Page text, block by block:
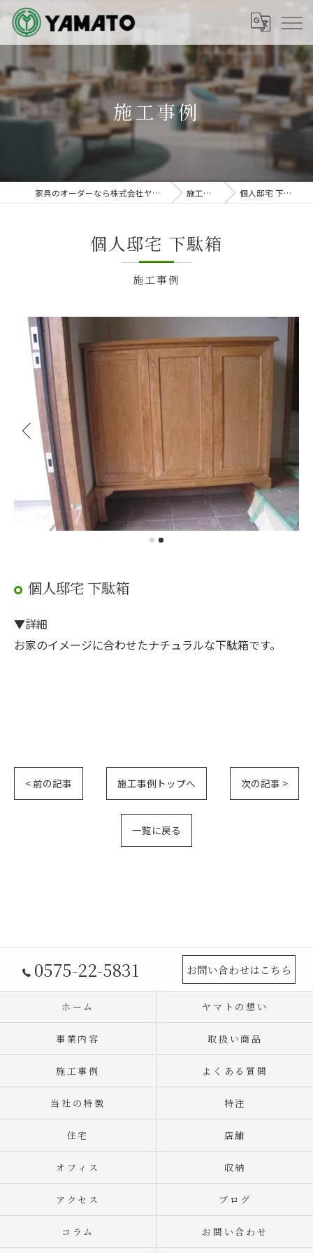
施工事例
家具のオーダーなら株式会社ヤマト 施工事例 個人邸宅 下駄箱
施工事例
個人邸宅 下駄箱
個人邸宅 下駄箱
▼詳細
お家のイメージに合わせたナチュラルな下駄箱です。
< 前の記事 施工事例トップへ 次の記事 >
一覧に戻る
0575-22-5831 お問い合わせはこちら
ホーム ヤマトの想い
事業内容 取扱い商品
施工事例 よくある質問
当社の特徴 特注
住宅 店舗
オフィス 収納
アクセス ブログ
コラム お問い合わせ